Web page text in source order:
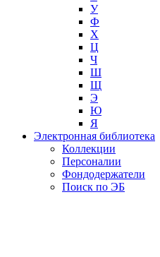
У
Ф
Х
Ц
Ч
Ш
Щ
Э
Ю
Я
Электронная библиотека
Коллекции
Персоналии
Фондодержатели
Поиск по ЭБ